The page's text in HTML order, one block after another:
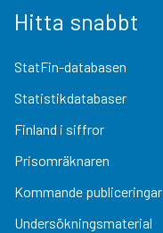
Hitta snabbt
StatFin-databasen
Statistikdatabaser
Finland i siffror
Prisomräknaren
Kommande publiceringar
Undersökningsmaterial